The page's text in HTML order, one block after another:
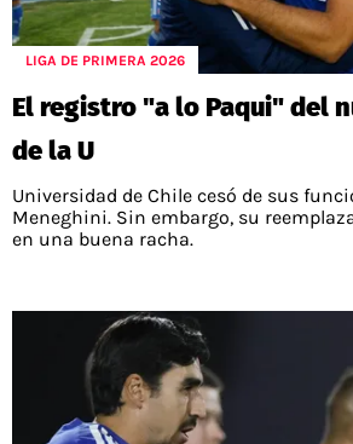
LIGA DE PRIMERA 2026
El registro "a lo Paqui" del
de la U
Universidad de Chile cesó de sus
Meneghini. Sin embargo, su
en una buena racha.